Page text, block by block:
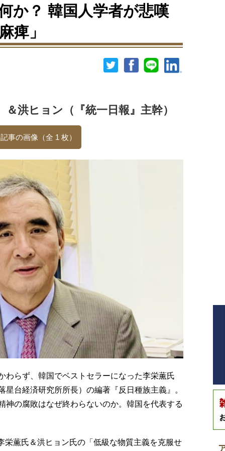
か？ 韓国人学者が悲嘆
痺」
洪ヒョン（『統一日報』主幹）
事の画像（全 1 枚）
わらず、韓国でベストセラーになった李栄薫氏
台経済研究所所長）の編著『反日種族主義』。
神の腐敗はなぜ終わらないのか。韓国を代表する
栄薫氏＆洪ヒョン氏の「低級な物質主義を克服せ